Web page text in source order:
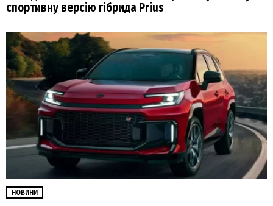
спортивну версію гібрида Prius
НОВИНИ